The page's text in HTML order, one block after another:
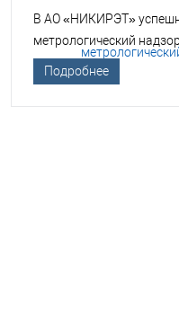
В АО «НИКИРЭТ»
метрологический
Подробнее